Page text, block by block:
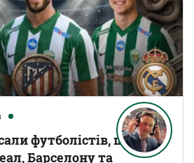
футболістів, що
Барселону та